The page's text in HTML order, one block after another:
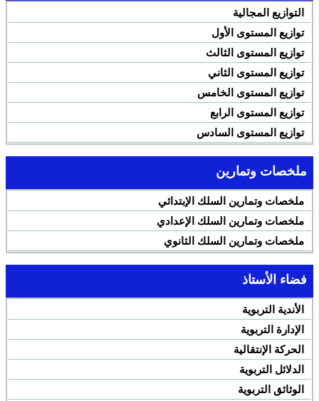
التوازيع المجالية
توازيع المستوى الأول
توازيع المستوى الثالث
توازيع المستوى الثاني
توازيع المستوى الخامس
توازيع المستوى الرابع
توازيع المستوى السادس
ملخصات وتمارين
ملخصات وتمارين السلك الإبتدائي
ملخصات وتمارين السلك الإعدادي
ملخصات وتمارين السلك الثانوي
فضاء الأستاذ
الأندية التربوية
الإدارة التربوية
الحركة الإنتقالية
الدلائل التربوية
الوثائق التربوية